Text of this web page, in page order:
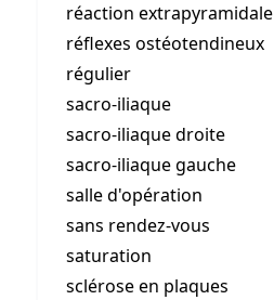
réaction extrapyramidale
réflexes ostéotendineux
régulier
sacro-iliaque
sacro-iliaque droite
sacro-iliaque gauche
salle d'opération
sans rendez-vous
saturation
sclérose en plaques